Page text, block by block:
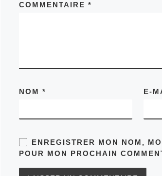
COMMENTAIRE *
NOM * E-
ENREGISTRER MON NOM,
POUR MON PROCHAIN